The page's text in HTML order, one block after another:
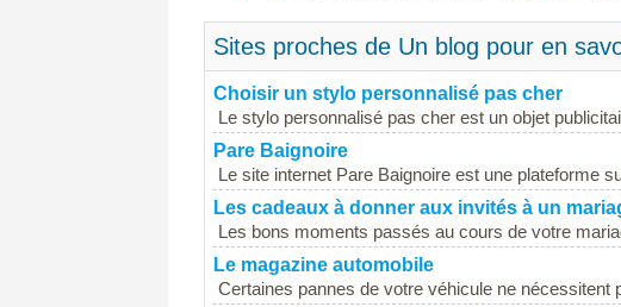
Sites proches de Un blog pour en
Choisir un stylo personnalisé pas cher
Le stylo personnalisé pas cher est un objet
Pare Baignoire
Le site internet Pare Baignoire est une plateforme
Les cadeaux à donner aux invités à un
Les bons moments passés au cours de votre
Le magazine automobile
Certaines pannes de votre véhicule ne nécessitent